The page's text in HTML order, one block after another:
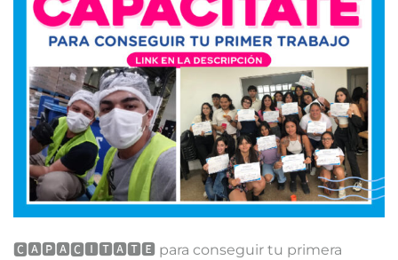
🅲🅰🅿🅰🅲🅸🆃🅰🆃🅴 para conseguir tu primera